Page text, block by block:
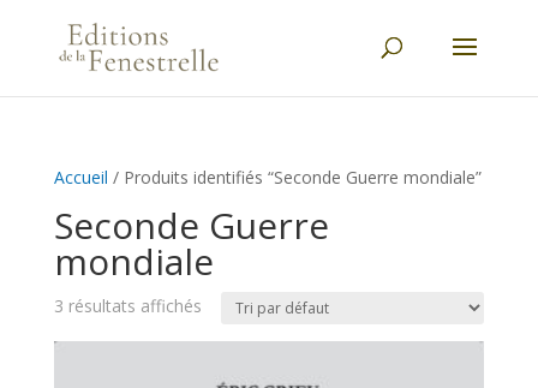
Accueil / Produits identifiés “Seconde Guerre mondiale”
Seconde Guerre
mondiale
3 résultats affichés